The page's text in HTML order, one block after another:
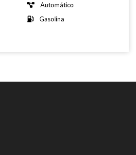
Automático
Gasolina